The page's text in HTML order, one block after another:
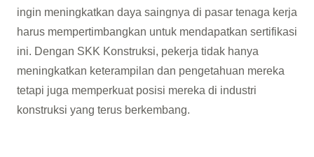
ingin meningkatkan daya saingnya di pasar tenaga kerja
harus mempertimbangkan untuk mendapatkan sertifikasi
ini. Dengan SKK Konstruksi, pekerja tidak hanya
meningkatkan keterampilan dan pengetahuan mereka
tetapi juga memperkuat posisi mereka di industri
konstruksi yang terus berkembang.